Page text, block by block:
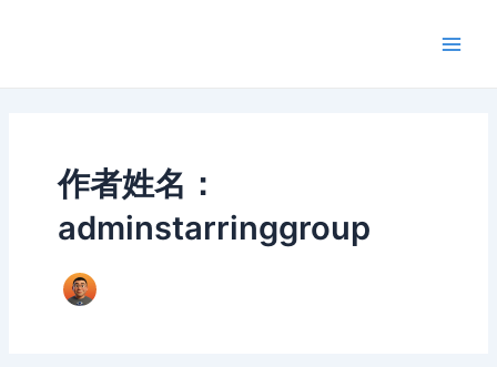
作者姓名：
adminstarringgroup